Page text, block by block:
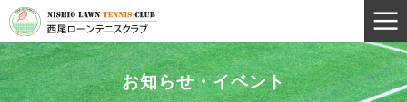
お知らせ・イベント